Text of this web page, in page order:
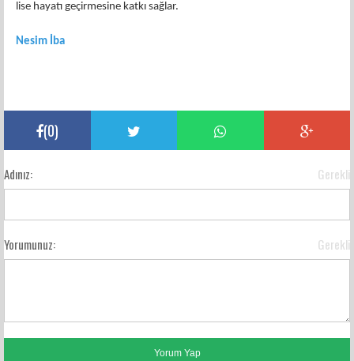
lise hayatı geçirmesine katkı sağlar.
Nesim İba
(0)
Adınız: Gerekli
Yorumunuz: Gerekli